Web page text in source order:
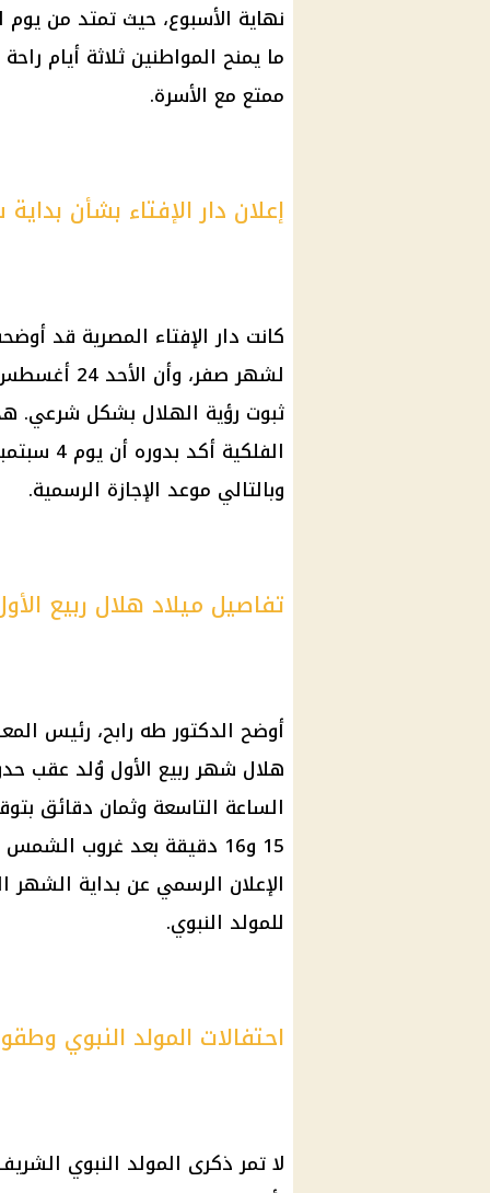
ما يمنح المواطنين ثلاثة أيام
ممتع مع الأسرة.
إعلان دار الإفتاء بشأن
ثبوت رؤية الهلال بشكل شرعي.
وبالتالي موعد الإجازة الرسمية.
تفاصيل ميلاد هلال ربيع
أوضح الدكتور طه رابح، رئيس
الساعة التاسعة وثمان دقائق
15 و16 دقيقة بعد غروب الشمس في
الإعلان الرسمي عن بداية الشهر
للمولد النبوي.
احتفالات المولد النبوي
لا تمر ذكرى المولد النبوي